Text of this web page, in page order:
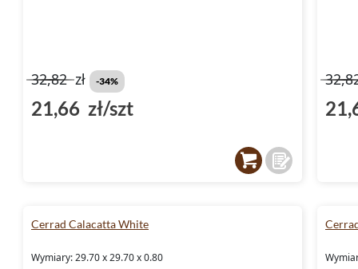
32,82zł -34%
21,66 zł/szt
Cerrad Calacatta White
Wymiary: 29.70 x 29.70 x 0.80